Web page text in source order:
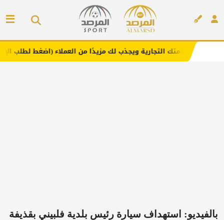
ويجذب لك مزيدًا من العملاء (اضغط لطلب الإعلان)
بالفيديو: استهداف سيارة رئيس بلدية فلبيني بقذيفة